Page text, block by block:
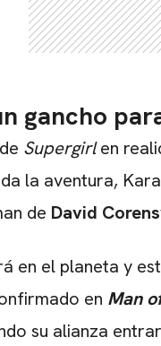
gancho
Supergirlen
la aventura,
de David
en el planeta y
en Man
su alianza